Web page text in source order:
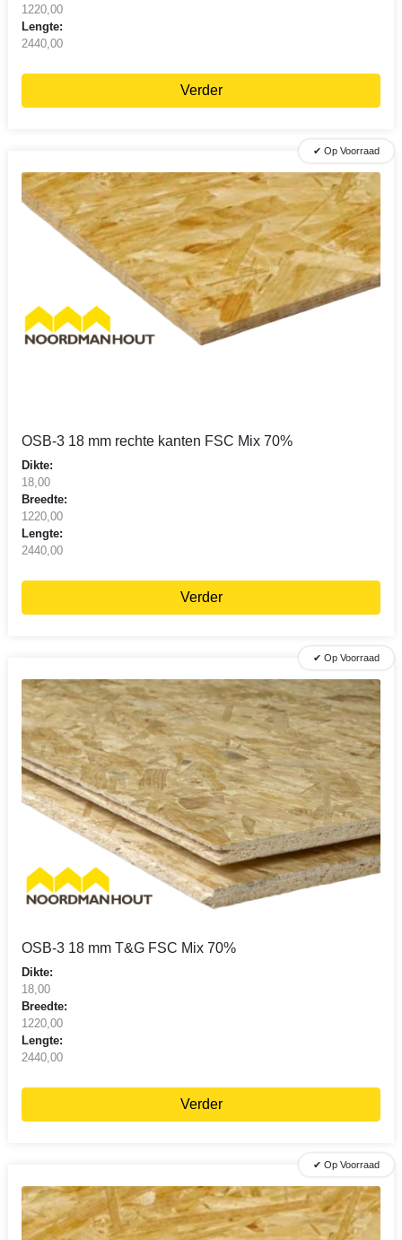
1220,00
Lengte:
2440,00
Verder
✔ Op Voorraad
OSB-3 18 mm rechte kanten FSC Mix 70%
Dikte:
18,00
Breedte:
1220,00
Lengte:
2440,00
Verder
✔ Op Voorraad
OSB-3 18 mm T&G FSC Mix 70%
Dikte:
18,00
Breedte:
1220,00
Lengte:
2440,00
Verder
✔ Op Voorraad